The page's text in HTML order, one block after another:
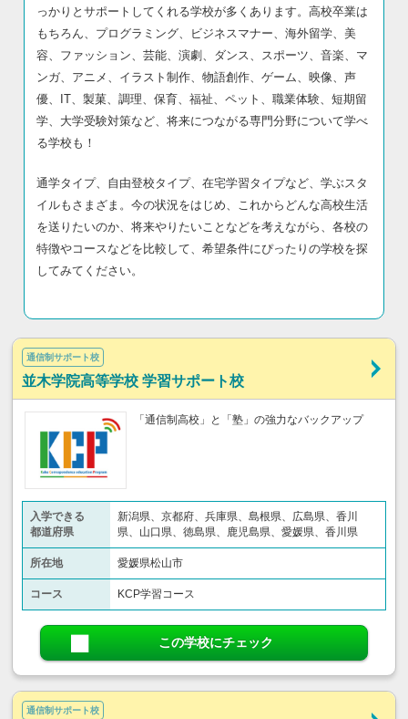
っかりとサポートしてくれる学校が多くあります。高校卒業は
もちろん、プログラミング、ビジネスマナー、海外留学、美
容、ファッション、芸能、演劇、ダンス、スポーツ、音楽、マ
ンガ、アニメ、イラスト制作、物語創作、ゲーム、映像、声
優、IT、製菓、調理、保育、福祉、ペット、職業体験、短期留
学、大学受験対策など、将来につながる専門分野について学べ
る学校も！
通学タイプ、自由登校タイプ、在宅学習タイプなど、学ぶスタ
イルもさまざま。今の状況をはじめ、これからどんな高校生活
を送りたいのか、将来やりたいことなどを考えながら、各校の
特徴やコースなどを比較して、希望条件にぴったりの学校を探
してみてください。
通信制サポート校
並木学院高等学校 学習サポート校
「通信制高校」と「塾」の強力なバックアップ
入学できる
都道府県
新潟県、京都府、兵庫県、島根県、広島県、香川
県、山口県、徳島県、鹿児島県、愛媛県、香川県
所在地 愛媛県松山市
コース KCP学習コース
この学校にチェック
通信制サポート校